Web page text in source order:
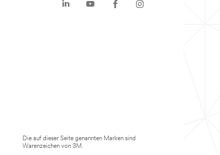
Die auf dieser Seite genannten Marken sind
Warenzeichen von 3M.